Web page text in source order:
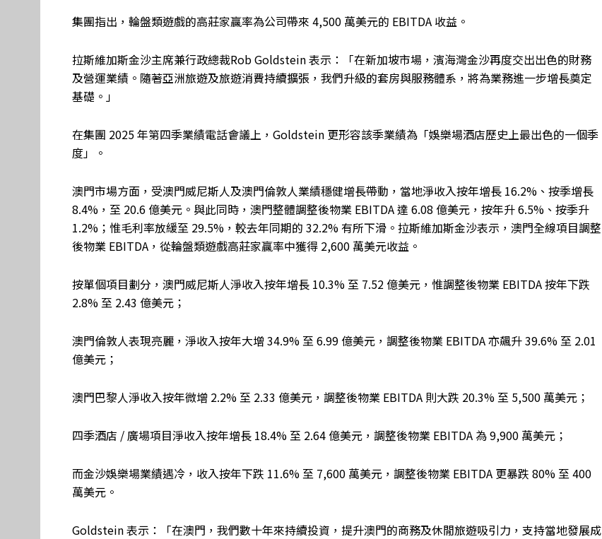
集團指出，輪盤類遊戲的高莊家贏率為公司帶來 4,500 萬美元的 EBITDA 收益。
拉斯維加斯金沙主席兼行政總裁Rob Goldstein 表示：「在新加坡市場，濱海灣金沙再度交出出色的財務
及營運業績。隨著亞洲旅遊及旅遊消費持續擴張，我們升級的套房與服務體系，將為業務進一步增長奠定
基礎。」
在集團 2025 年第四季業績電話會議上，Goldstein 更形容該季業績為「娛樂場酒店歷史上最出色的一個季
度」。
澳門市場方面，受澳門威尼斯人及澳門倫敦人業績穩健增長帶動，當地淨收入按年增長 16.2%、按季增長
8.4%，至 20.6 億美元。與此同時，澳門整體調整後物業 EBITDA 達 6.08 億美元，按年升 6.5%、按季升
1.2%；惟毛利率放緩至 29.5%，較去年同期的 32.2% 有所下滑。拉斯維加斯金沙表示，澳門全線項目調整
後物業 EBITDA，從輪盤類遊戲高莊家贏率中獲得 2,600 萬美元收益。
按單個項目劃分，澳門威尼斯人淨收入按年增長 10.3% 至 7.52 億美元，惟調整後物業 EBITDA 按年下跌
2.8% 至 2.43 億美元；
澳門倫敦人表現亮麗，淨收入按年大增 34.9% 至 6.99 億美元，調整後物業 EBITDA 亦飆升 39.6% 至 2.01
億美元；
澳門巴黎人淨收入按年微增 2.2% 至 2.33 億美元，調整後物業 EBITDA 則大跌 20.3% 至 5,500 萬美元；
四季酒店 / 廣場項目淨收入按年增長 18.4% 至 2.64 億美元，調整後物業 EBITDA 為 9,900 萬美元；
而金沙娛樂場業績遇冷，收入按年下跌 11.6% 至 7,600 萬美元，調整後物業 EBITDA 更暴跌 80% 至 400
萬美元。
Goldstein 表示：「在澳門，我們數十年來持續投資，提升澳門的商務及休閒旅遊吸引力，支持當地發展成